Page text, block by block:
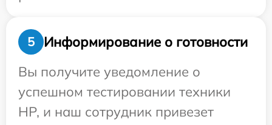
5
Информирование о готовности
Вы получите уведомление о
успешном тестировании техники
HP, и наш сотрудник привезет